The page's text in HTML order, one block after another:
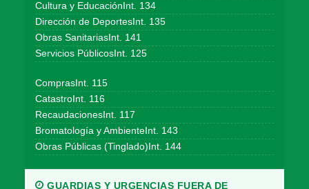
Cultura y EducaciónInt. 134
Dirección de DeportesInt. 135
Obras SanitariasInt. 141
Servicios PúblicosInt. 125
ComprasInt. 115
CatastroInt. 116
RecaudacionesInt. 117
Bromatología y AmbienteInt. 143
Obras Públicas (Tinglado)Int. 144
GUARDIAS Y URGENCIAS FUERA DE